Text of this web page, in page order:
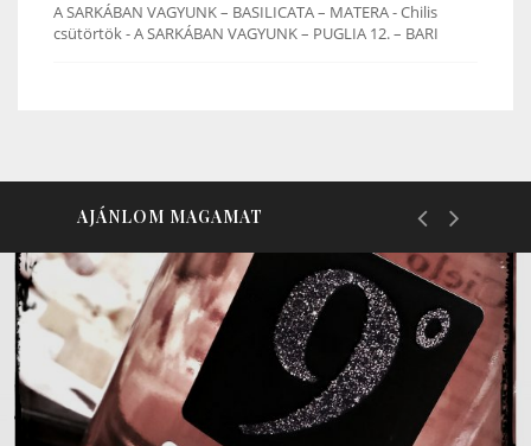
A SARKÁBAN VAGYUNK – BASILICATA – MATERA - Chilis
csütörtök-A SARKÁBAN VAGYUNK – PUGLIA 12. – BARI
AJÁNLOM MAGAMAT